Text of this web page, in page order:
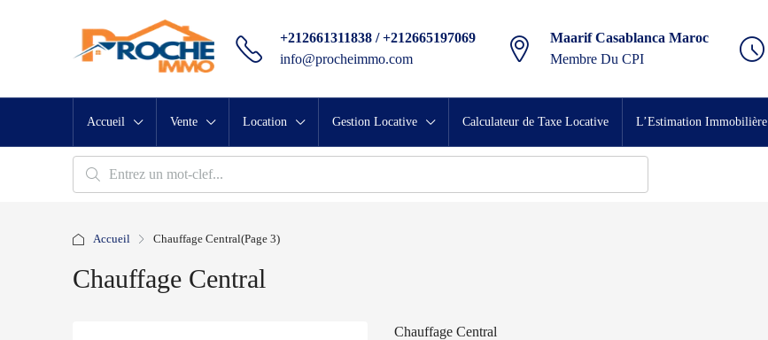
+212661311838 / +212665197069
info@procheimmo.com
Maarif Casablanca Maroc
Membre Du CPI
Accueil Vente Location Gestion Locative Calculateur de Taxe Locative L’Estimation Immobilière
Accueil Chauffage Central(Page 3)
Chauffage Central
Chauffage Central